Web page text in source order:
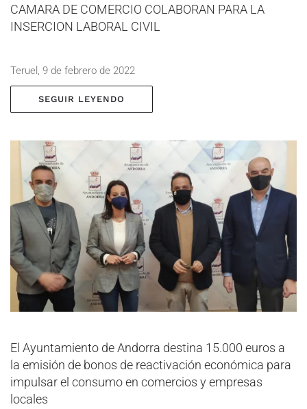
CAMARA DE COMERCIO COLABORAN PARA LA
INSERCION LABORAL CIVIL
Teruel, 9 de febrero de 2022
SEGUIR LEYENDO
El Ayuntamiento de Andorra destina 15.000 euros a
la emisión de bonos de reactivación económica para
impulsar el consumo en comercios y empresas
locales